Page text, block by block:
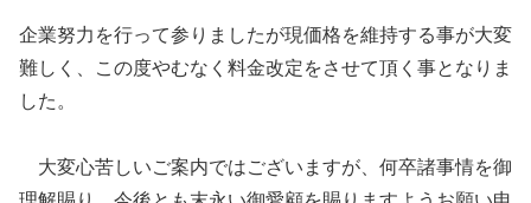
企業努力を行って参りましたが現価格を維持する事が大変
難しく、この度やむなく料金改定をさせて頂く事となりま
した。
大変心苦しいご案内ではございますが、何卒諸事情を御